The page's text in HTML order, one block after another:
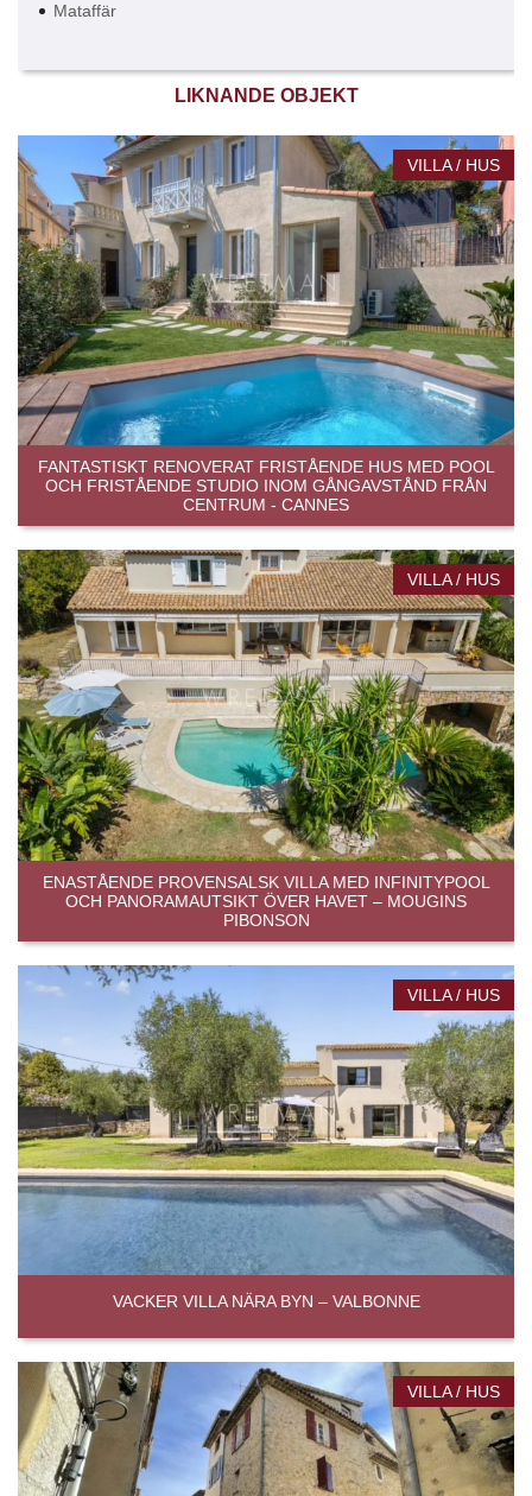
Mataffär
LIKNANDE OBJEKT
VILLA / HUS
FANTASTISKT RENOVERAT FRISTÅENDE HUS MED POOL
OCH FRISTÅENDE STUDIO INOM GÅNGAVSTÅND FRÅN
CENTRUM - CANNES
VILLA / HUS
ENASTÅENDE PROVENSALSK VILLA MED INFINITYPOOL
OCH PANORAMAUTSIKT ÖVER HAVET – MOUGINS
PIBONSON
VILLA / HUS
VACKER VILLA NÄRA BYN – VALBONNE
VILLA / HUS